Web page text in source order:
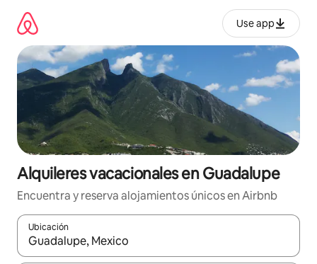
contenido
Use app
Alquileres vacacionales en Guadalupe
Encuentra y reserva alojamientos únicos en Airbnb
Ubicación
Cuando los resultados estén disponibles, navega con las